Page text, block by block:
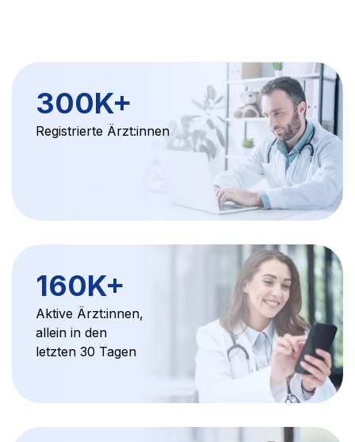
300K+
Registrierte Ärzt:innen
160K+
Aktive Ärzt:innen,
allein in den
letzten 30 Tagen